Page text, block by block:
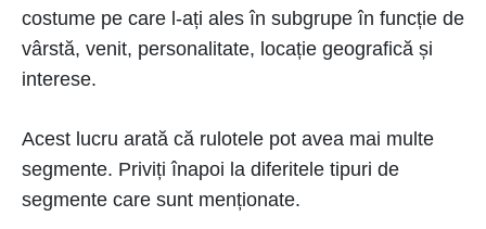
costume pe care l-ați ales în subgrupe în funcție de
vârstă, venit, personalitate, locație geografică și
interese.
Acest lucru arată că rulotele pot avea mai multe
segmente. Priviți înapoi la diferitele tipuri de
segmente care sunt menționate.